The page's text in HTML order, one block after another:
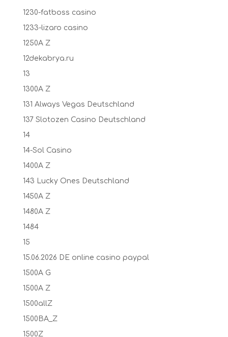
1230-fatboss casino
1233-lizaro casino
1250A Z
12dekabrya.ru
13
1300A Z
131 Always Vegas Deutschland
137 Slotozen Casino Deutschland
14
14-Sol Casino
1400A Z
143 Lucky Ones Deutschland
1450A Z
1480A Z
1484
15
15.06.2026 DE online casino paypal
1500A G
1500A Z
1500allZ
1500BA_Z
1500Z